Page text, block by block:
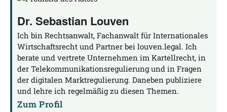
Dr. Sebastian Louven
Ich bin Rechtsanwalt, Fachanwalt für Internationales
Wirtschaftsrecht und Partner bei louven.legal. Ich
berate und vertrete Unternehmen im Kartellrecht, in
der Telekommunikationsregulierung und in Fragen
der digitalen Marktregulierung. Daneben publiziere
und lehre ich regelmäßig zu diesen Themen.
Zum Profil